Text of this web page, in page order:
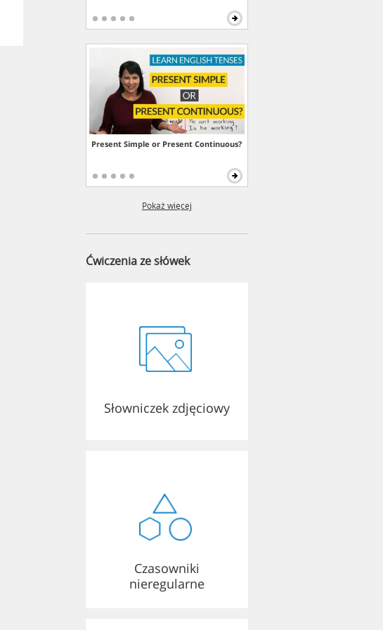
Present Simple or Present Continuous?
Pokaż więcej
Ćwiczenia ze słówek
Słowniczek zdjęciowy
Czasowniki
nieregularne